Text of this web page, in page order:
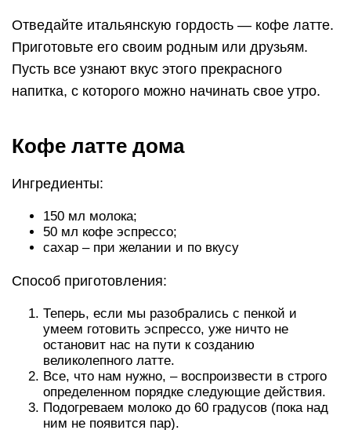
Отведайте итальянскую гордость — кофе латте.
Приготовьте его своим родным или друзьям.
Пусть все узнают вкус этого прекрасного
напитка, с которого можно начинать свое утро.
Кофе латте дома
Ингредиенты:
150 мл молока;
50 мл кофе эспрессо;
сахар – при желании и по вкусу
Способ приготовления:
Теперь, если мы разобрались с пенкой и
умеем готовить эспрессо, уже ничто не
остановит нас на пути к созданию
великолепного латте.
Все, что нам нужно, – воспроизвести в строго
определенном порядке следующие действия.
Подогреваем молоко до 60 градусов (пока над
ним не появится пар).